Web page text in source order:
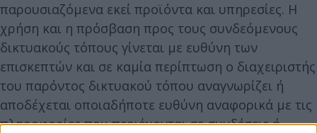
παρουσιαζόμενα εκεί προϊόντα και υπηρεσίες. Η
χρήση και η πρόσβαση προς τους συνδεόμενους
δικτυακούς τόπους γίνεται με ευθύνη των
επισκεπτών και σε καμία περίπτωση ο διαχειριστής
του παρόντος δικτυακού τόπου αναγνωρίζει ή
αποδέχεται οποιαδήποτε ευθύνη αναφορικά με τις
πληροφορίες που περιέχονται σε συνδέσεις ή